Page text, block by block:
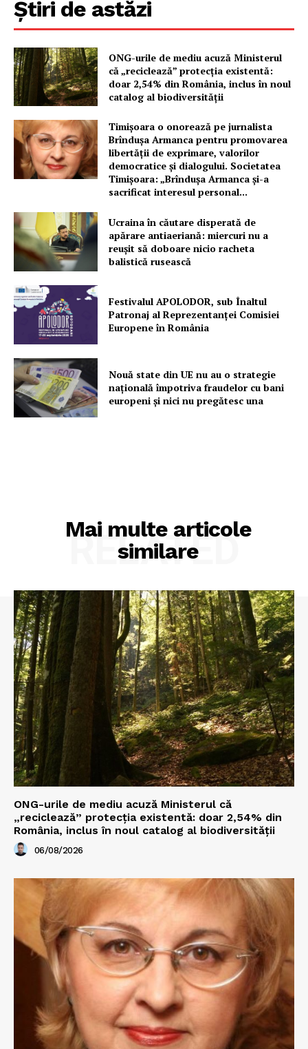
Știri de astăzi
ONG-urile de mediu acuză Ministerul
că „reciclează” protecția existentă:
doar 2,54% din România, inclus în noul
catalog al biodiversității
Timișoara o onorează pe jurnalista
Brîndușa Armanca pentru promovarea
libertății de exprimare, valorilor
democratice și dialogului. Societatea
Timișoara: „Brîndușa Armanca și-a
sacrificat interesul personal...
Ucraina în căutare disperată de
apărare antiaeriană: miercuri nu a
reușit să doboare nicio racheta
balistică rusească
Festivalul APOLODOR, sub Înaltul
Patronaj al Reprezentanței Comisiei
Europene în România
Nouă state din UE nu au o strategie
națională împotriva fraudelor cu bani
europeni și nici nu pregătesc una
Mai multe articole
similare
RELATED
ONG-urile de mediu acuză Ministerul că
„reciclează” protecția existentă: doar 2,54% din
România, inclus în noul catalog al biodiversității
06/08/2026